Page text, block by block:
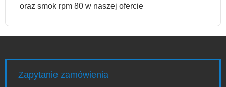
oraz smok rpm 80 w naszej ofercie
Zapytanie zamówienia